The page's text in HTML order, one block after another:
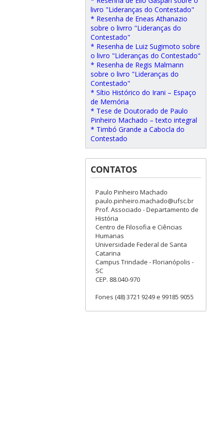
livro "Lideranças do Contestado"
* Resenha de Eneas Athanazio
sobre o livrro "Lideranças do
Contestado"
* Resenha de Luiz Sugimoto sobre
o livro "Lideranças do Contestado"
* Resenha de Regis Malmann
sobre o livro "Lideranças do
Contestado"
* Sítio Histórico do Irani – Espaço
de Memória
* Tese de Doutorado de Paulo
Pinheiro Machado – texto integral
* Timbó Grande a Cabocla do
Contestado
CONTATOS
Paulo Pinheiro Machado
paulo.pinheiro.machado@ufsc.br
Prof. Associado - Departamento de
História
Centro de Filosofia e Ciências
Humanas
Universidade Federal de Santa
Catarina
Campus Trindade - Florianópolis -
SC
CEP. 88.040-970
Fones (48) 3721 9249 e 99185 9055